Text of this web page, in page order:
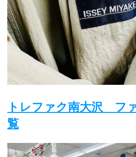
トレファク南大沢　フ
覧